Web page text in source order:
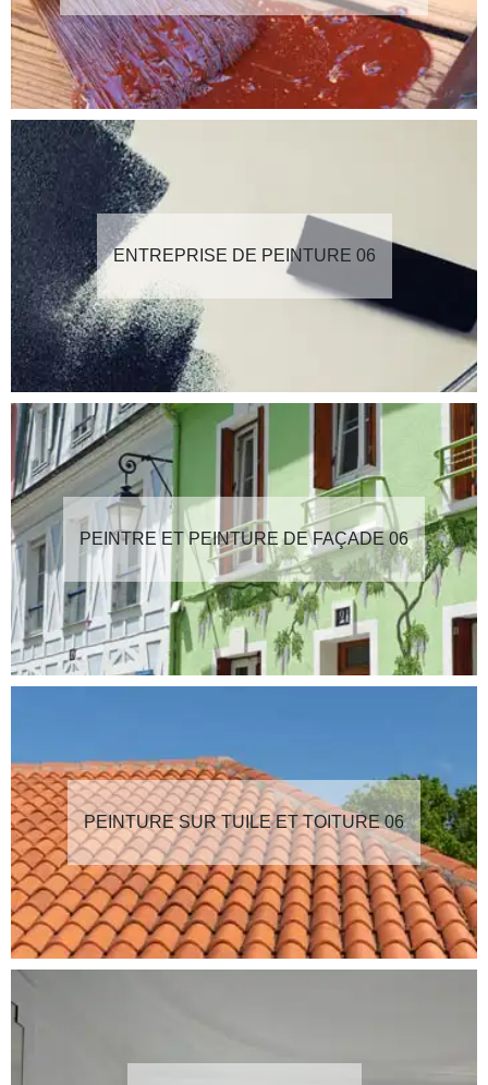
ENTREPRISE DE PEINTURE 06
PEINTRE ET PEINTURE DE FAÇADE 06
PEINTURE SUR TUILE ET TOITURE 06